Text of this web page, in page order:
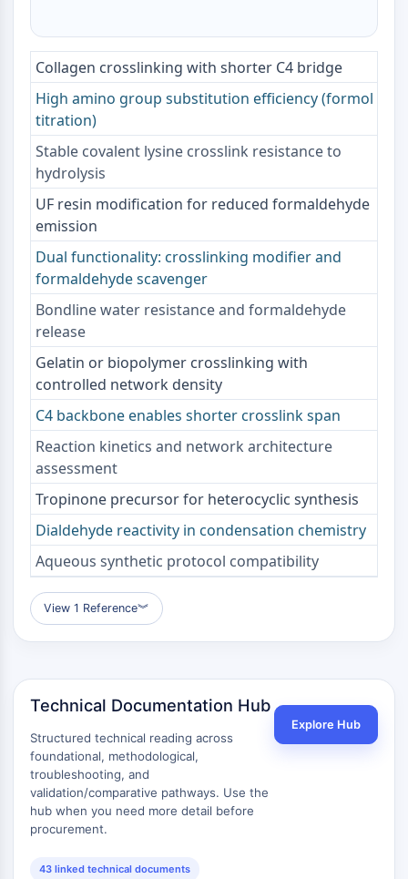
Dérivé médicamenteux
Intermédiaire médicamenteux
Signaling Pathways Others Others
Dérivés d'acides aminés
Colorant fluorescent
Normes de référence
Composés marqués par isotope
Réactifs d'essai biochimique
Collagen crosslinking with shorter C4 bridge
High amino group substitution efficiency (formol
titration)
Stable covalent lysine crosslink resistance to
hydrolysis
UF resin modification for reduced formaldehyde
emission
Dual functionality: crosslinking modifier and
formaldehyde scavenger
Bondline water resistance and formaldehyde
release
Gelatin or biopolymer crosslinking with
controlled network density
C4 backbone enables shorter crosslink span
Reaction kinetics and network architecture
assessment
Tropinone precursor for heterocyclic synthesis
Dialdehyde reactivity in condensation chemistry
Aqueous synthetic protocol compatibility
View 1 Reference︾
Technical Documentation Hub
Structured technical reading across
foundational, methodological,
troubleshooting, and
validation/comparative pathways. Use the
hub when you need more detail before
procurement.
43 linked technical documents
Explore Hub